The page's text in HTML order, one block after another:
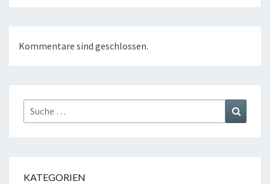
Kommentare sind geschlossen.
Suche
nach:
KATEGORIEN